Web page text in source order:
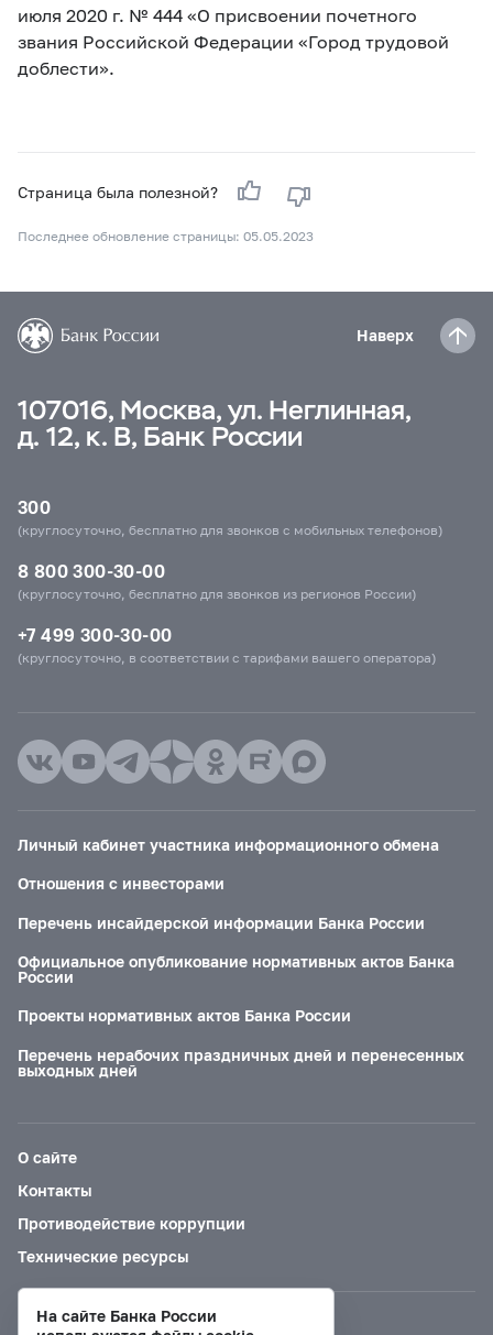
июля 2020 г. № 444 «О присвоении почетного
звания Российской Федерации «Город трудовой
доблести».
Страница была полезной?
Последнее обновление страницы: 05.05.2023
Наверх
107016, Москва, ул. Неглинная,
д. 12, к. В, Банк России
300
(круглосуточно, бесплатно для звонков с мобильных телефонов)
8 800 300-30-00
(круглосуточно, бесплатно для звонков из регионов России)
+7 499 300-30-00
(круглосуточно, в соответствии с тарифами вашего оператора)
Личный кабинет участника информационного обмена
Отношения с инвесторами
Перечень инсайдерской информации Банка России
Официальное опубликование нормативных актов Банка
России
Проекты нормативных актов Банка России
Перечень нерабочих праздничных дней и перенесенных
выходных дней
О сайте
Контакты
Противодействие коррупции
Технические ресурсы
Версия для слабовидящих
На сайте Банка России